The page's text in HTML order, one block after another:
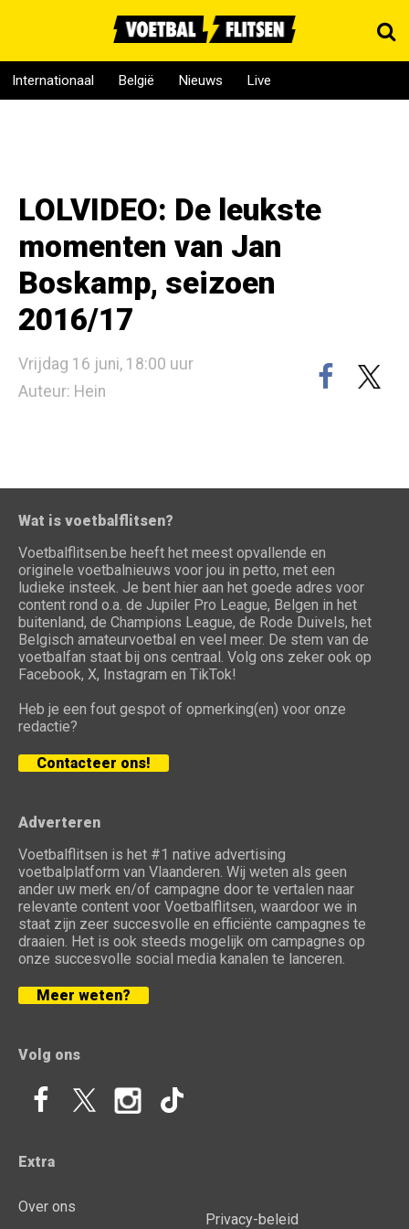
Internationaal België Nieuws Live
LOLVIDEO: De leukste
momenten van Jan
Boskamp, seizoen
2016/17
Vrijdag 16 juni, 18:00 uur
Auteur: Hein
Wat is voetbalflitsen?
Voetbalflitsen.be heeft het meest opvallende en
originele voetbalnieuws voor jou in petto, met een
ludieke insteek. Je bent hier aan het goede adres voor
content rond o.a. de Jupiler Pro League, Belgen in het
buitenland, de Champions League, de Rode Duivels, het
Belgisch amateurvoetbal en veel meer. De stem van de
voetbalfan staat bij ons centraal. Volg ons zeker ook op
Facebook, X, Instagram en TikTok!
Heb je een fout gespot of opmerking(en) voor onze
redactie?
Contacteer ons!
Adverteren
Voetbalflitsen is het #1 native advertising
voetbalplatform van Vlaanderen. Wij weten als geen
ander uw merk en/of campagne door te vertalen naar
relevante content voor Voetbalflitsen, waardoor we in
staat zijn zeer succesvolle en efficiënte campagnes te
draaien. Het is ook steeds mogelijk om campagnes op
onze succesvolle social media kanalen te lanceren.
Meer weten?
Volg ons
Extra
Over ons
Privacy-beleid